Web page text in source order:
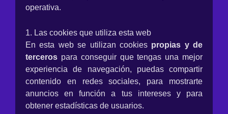
operativa.
1. Las cookies que utiliza esta web
En esta web se utilizan cookies propias y de
terceros para conseguir que tengas una mejor
experiencia de navegación, puedas compartir
contenido en redes sociales, para mostrarte
anuncios en función a tus intereses y para
obtener estadísticas de usuarios.